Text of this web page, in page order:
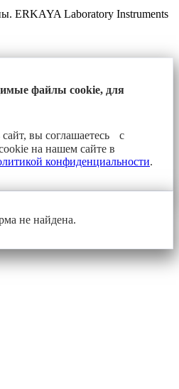
ERKAYA Laboratory Instruments
файлы cookie, для
вы соглашаетесь с
на нашем сайте в
конфиденциальности.
не найдена.